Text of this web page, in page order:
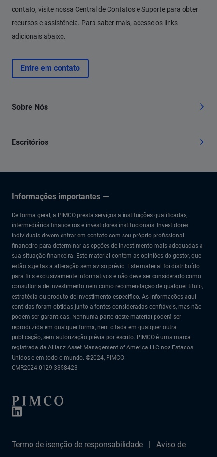
contato, visite nossa Central de Contatos e Suporte para obter
recursos e assistência. Para saber mais, acesse os links
adicionais abaixo.
Entre em contato
Sobre Nós
Escritórios
Informações importantes
De forma geral, a PIMCO presta serviços a instituições qualificadas,
intermediários financeiros e investidores institucionais. Investidores
individuais devem entrar em contato com seu próprio profissional
financeiro para determinar as opções de investimento mais adequadas a
sua situação financeira. Este material contém as opiniões do gestor, que
estão sujeitas a alteração sem aviso prévio. Este material foi distribuído
para fins exclusivamente informativos e não deve ser considerado como
consultoria de investimento nem como recomendação de qualquer título,
estratégia ou produto de investimento específico. As informações aqui
contidas foram obtidas junto a fontes consideradas confiáveis, mas não
podem ser garantidas. Nenhuma parte deste material poderá ser
reproduzida em qualquer forma, nem citada em qualquer outra
publicação, sem autorização prévia por escrito. PIMCO é uma marca
registrada da Allianz Asset Management of America LLC nos Estados
Unidos e em todo o mundo. ©2024, PIMCO.
CMR2024-0129-3358423
Termo de isenção de responsabilidade
Aviso de